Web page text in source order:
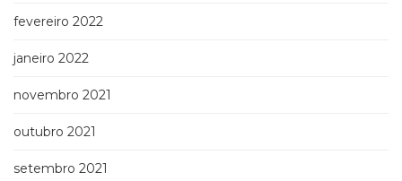
fevereiro 2022
janeiro 2022
novembro 2021
outubro 2021
setembro 2021